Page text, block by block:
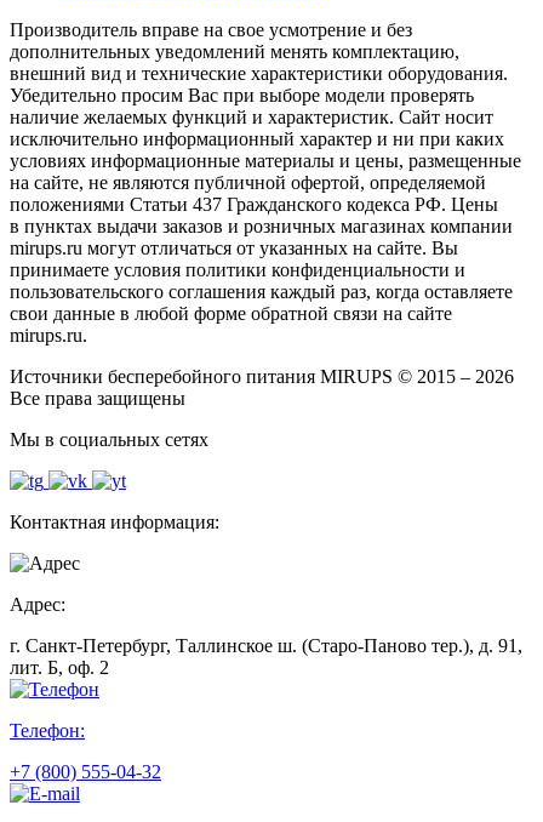
Производитель вправе на свое усмотрение и без
дополнительных уведомлений менять комплектацию,
внешний вид и технические характеристики оборудования.
Убедительно просим Вас при выборе модели проверять
наличие желаемых функций и характеристик. Сайт носит
исключительно информационный характер и ни при каких
условиях информационные материалы и цены, размещенные
на сайте, не являются публичной офертой, определяемой
положениями Статьи 437 Гражданского кодекса РФ. Цены
в пунктах выдачи заказов и розничных магазинах компании
mirups.ru могут отличаться от указанных на сайте. Вы
принимаете условия политики конфиденциальности и
пользовательского соглашения каждый раз, когда оставляете
свои данные в любой форме обратной связи на сайте
mirups.ru.
Источники бесперебойного питания MIRUPS © 2015 – 2026
Все права защищены
Мы в социальных сетях
Контактная информация:
Адрес:
г. Санкт-Петербург, Таллинское ш. (Старо-Паново тер.), д. 91,
лит. Б, оф. 2
Телефон:
+7 (800) 555-04-32